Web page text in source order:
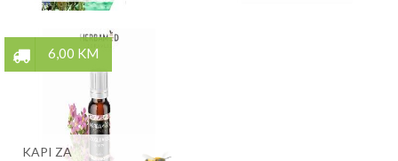
6,00 KM
KAPI ZA